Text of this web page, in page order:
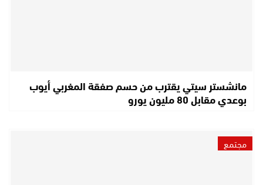
مانشستر سيتي يقترب من حسم صفقة المغربي أيوب
بوعدي مقابل 80 مليون يورو
مجتمع